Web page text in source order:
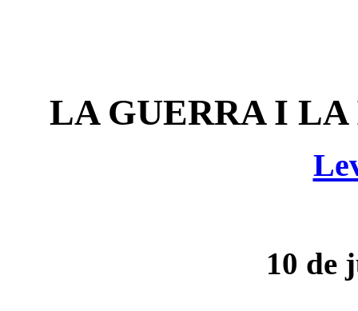
LA GUERRA I
10 de